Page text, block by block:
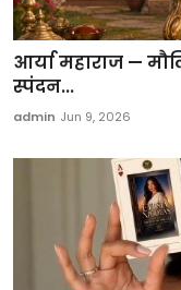
आर्या महाराज —
स्पंदन...
admin Jun 9, 2026